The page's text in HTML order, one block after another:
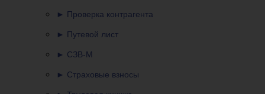
► Проверка контрагента
► Путевой лист
► СЗВ-М
► Страховые взносы